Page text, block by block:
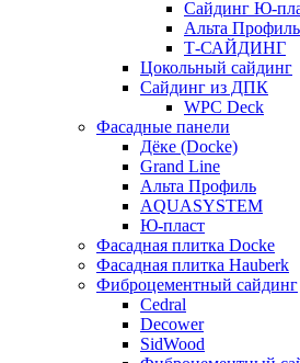
Сайдинг Ю-
Альта Профиль
Т-САЙДИНГ
Цокольный сайдинг
Сайдинг из ДПК
WPC Deck
Фасадные панели
Дёке (Docke)
Grand Line
Альта Профиль
AQUASYSTEM
Ю-пласт
Фасадная плитка Docke
Фасадная плитка Hauberk
Фиброцементный сайдинг
Cedral
Decower
SidWood